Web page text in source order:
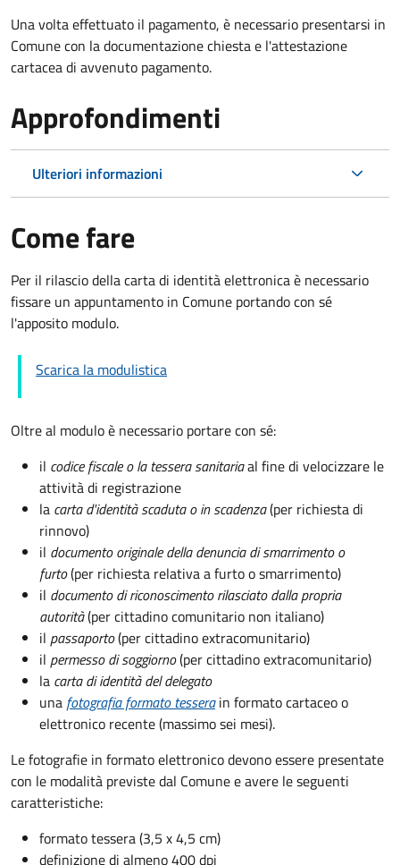
Una volta effettuato il pagamento, è necessario presentarsi in
Comune con la documentazione chiesta e l'attestazione
cartacea di avvenuto pagamento.
Approfondimenti
Ulteriori informazioni
Come fare
Per il rilascio della carta di identità elettronica è necessario
fissare un appuntamento in Comune portando con sé
l'apposito modulo.
Scarica la modulistica
Oltre al modulo è necessario portare con sé:
il codice fiscale o la tessera sanitariaal fine di velocizzare le
attività di registrazione
la carta d'identità scaduta o in scadenza(per richiesta di
rinnovo)
il documento originale della denuncia di smarrimento o
furto(per richiesta relativa a furto o smarrimento)
il documento di riconoscimento rilasciato dalla propria
autorità(per cittadino comunitario non italiano)
il passaporto(per cittadino extracomunitario)
il permesso di soggiorno(per cittadino extracomunitario)
la carta di identità del delegato
una fotografia formato tessera in formato cartaceo o
elettronico recente (massimo sei mesi).
Le fotografie in formato elettronico devono essere presentate
con le modalità previste dal Comune e avere le seguenti
caratteristiche:
formato tessera (3,5 x 4,5 cm)
definizione di almeno 400 dpi